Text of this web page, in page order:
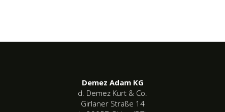
Demez Adam KG
d. Demez Kurt & Co.
Girlaner Straße 14